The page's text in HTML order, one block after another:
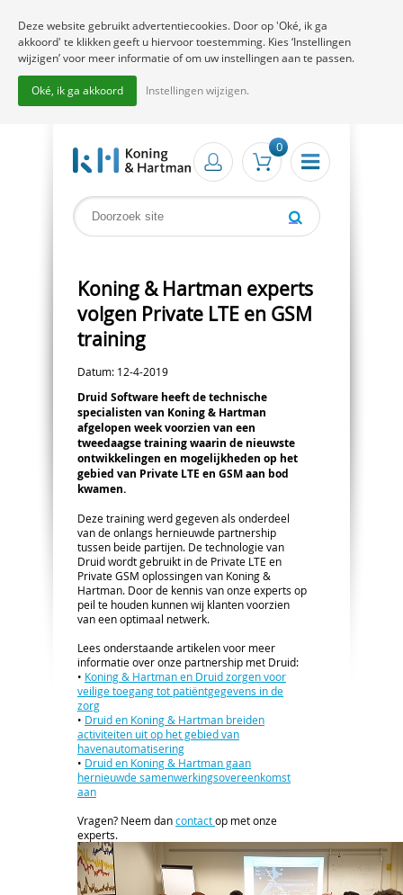
0
Koning & Hartman experts
volgen Private LTE en GSM
training
Datum: 12-4-2019
Druid Software heeft de technische
specialisten van Koning & Hartman
afgelopen week voorzien van een
tweedaagse training waarin de nieuwste
ontwikkelingen en mogelijkheden op het
gebied van Private LTE en GSM aan bod
kwamen.
Deze training werd gegeven als onderdeel
van de onlangs hernieuwde partnership
tussen beide partijen. De technologie van
Druid wordt gebruikt in de Private LTE en
Private GSM oplossingen van Koning &
Hartman. Door de kennis van onze experts op
peil te houden kunnen wij klanten voorzien
van een optimaal netwerk.
Lees onderstaande artikelen voor meer
informatie over onze partnership met Druid:
• Koning & Hartman en Druid zorgen voor
veilige toegang tot patiëntgegevens in de
zorg
• Druid en Koning & Hartman breiden
activiteiten uit op het gebied van
havenautomatisering
• Druid en Koning & Hartman gaan
hernieuwde samenwerkingsovereenkomst
aan
Vragen? Neem dancontactop met onze
experts.
Deze website gebruikt advertentiecookies. Door op 'Oké, ik ga
akkoord' te klikken geeft u hiervoor toestemming. Kies ‘Instellingen
wijzigen’ voor meer informatie of om uw instellingen aan te passen.
Oké, ik ga akkoord Instellingen wijzigen.